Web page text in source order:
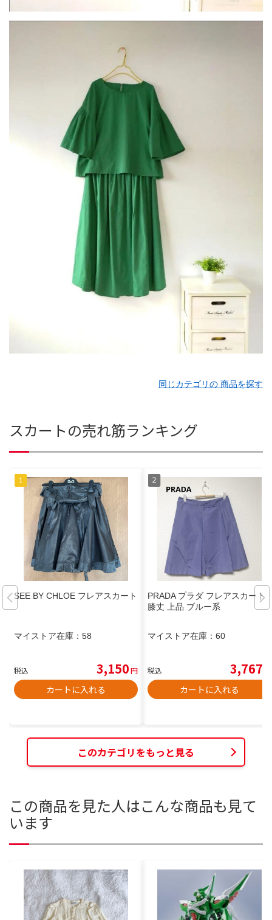
同じカテゴリの 商品を探す
スカートの売れ筋ランキング
SEE BY CHLOE フレアスカート
マイストア在庫： 58
税込 3,150円
カートに入れる
PRADA プラダ フレアスカート
膝丈 上品 ブルー系
マイストア在庫： 60
税込 3,767
カートに入れる
このカテゴリをもっと見る
この商品を見た人はこんな商品も見て
います